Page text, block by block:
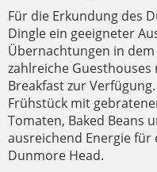
Für die Erkundung des
Dingle ein geeigneter
Übernachtungen in
zahlreiche
Breakfast zur
Frühstück mit
Tomaten, Baked Beans
ausreichend Energie für
Dunmore Head.